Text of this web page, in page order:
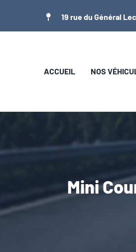
contenu
19 rue du Général
ACCUEIL NOS
Mini